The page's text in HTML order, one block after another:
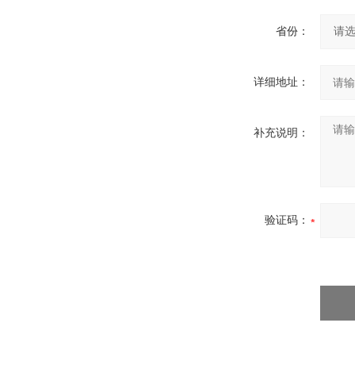
省份：
详细地址：
补充说明：
验证码：